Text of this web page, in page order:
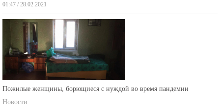
01:47 / 28.02.2021
Пожилые женщины, борющиеся с нуждой во время пандемии
Новости